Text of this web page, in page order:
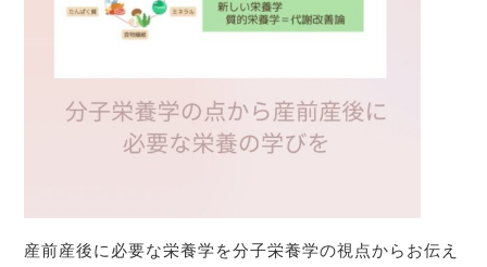
産前産後に必要な栄養学を分子栄養学の視点からお伝え